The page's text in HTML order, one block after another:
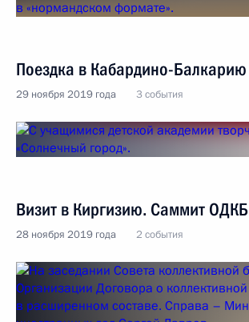
Поездка в Кабардино-Балкарию
29 ноября 2019 года 3 события
Визит в Киргизию. Саммит ОДКБ
28 ноября 2019 года 2 события